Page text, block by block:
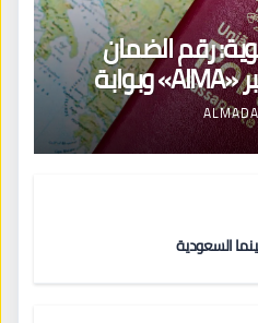
رقم الضمان
الاجتماعي تلقائياً عبر «AIMA» وبوابة
السعودية